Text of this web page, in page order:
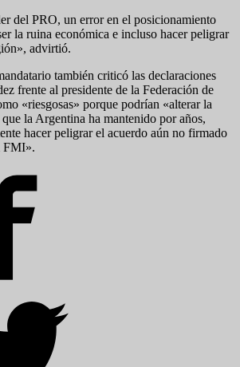
del PRO, un error en el posicionamiento
la ruina económica e incluso hacer peligrar
advirtió.
también criticó las declaraciones
frente al presidente de la Federación de
«riesgosas» porque podrían «alterar la
la Argentina ha mantenido por años,
hacer peligrar el acuerdo aún no firmado
FMI».